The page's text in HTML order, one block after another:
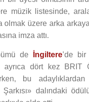
müzik listesinde,
olmak üzere arka
imza attı.
de İngiltere’de bir
ayrıca dört kez BRIT
bu
Şarkısı» dalındaki